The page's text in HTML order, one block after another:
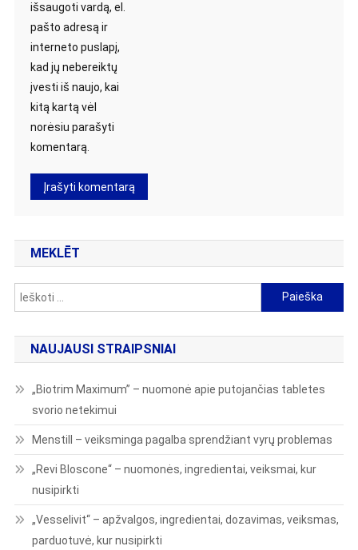
išsaugoti vardą, el.
pašto adresą ir
interneto puslapį,
kad jų nebereiktų
įvesti iš naujo, kai
kitą kartą vėl
norėsiu parašyti
komentarą.
MEKLĒT
Ieškoti:
NAUJAUSI STRAIPSNIAI
„Biotrim Maximum” – nuomonė apie putojančias tabletes
svorio netekimui
Menstill – veiksminga pagalba sprendžiant vyrų problemas
„Revi Bloscone“ – nuomonės, ingredientai, veiksmai, kur
nusipirkti
„Vesselivit“ – apžvalgos, ingredientai, dozavimas, veiksmas,
parduotuvė, kur nusipirkti